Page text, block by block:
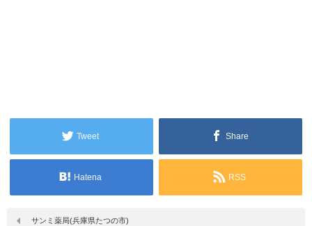
Tweet Share
Hatena RSS
サンミ薬局(兵庫県たつの市)